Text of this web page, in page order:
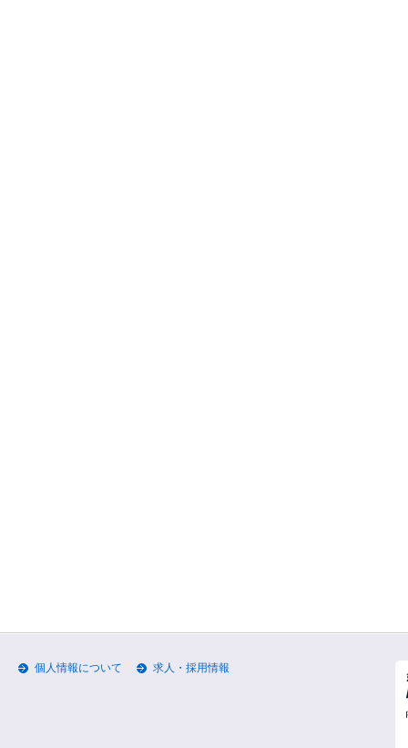
個人情報について 求人・採用情報